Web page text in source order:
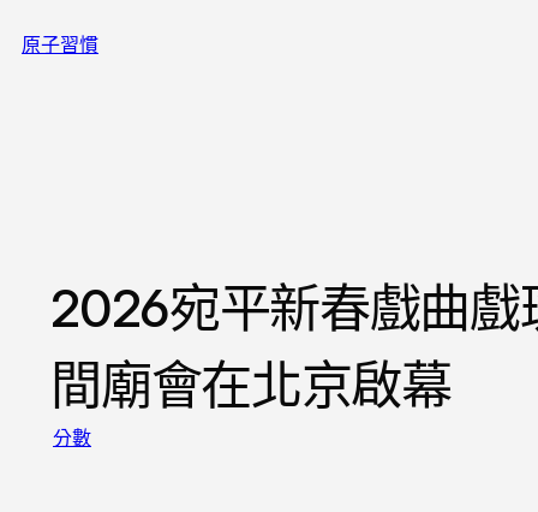
至原子習慣
2026宛平新春戲曲
間廟會在北京啟幕
分數